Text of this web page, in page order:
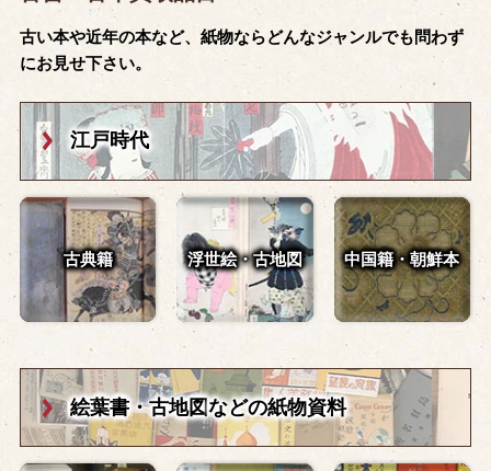
古い本や近年の本など、紙物ならどんなジャンルでも問わず
にお見せ下さい。
江戸時代
古典籍 浮世絵・古地図 中国籍・朝鮮本
絵葉書・古地図などの紙物資料